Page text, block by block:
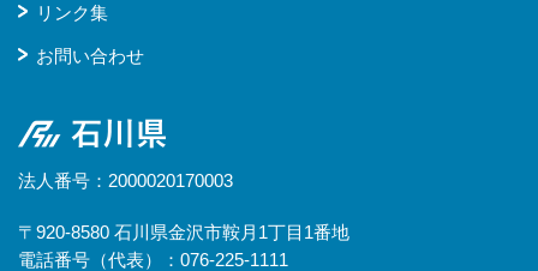
リンク集
お問い合わせ
石川県
法人番号：2000020170003
〒920-8580 石川県金沢市鞍月1丁目1番地
電話番号（代表）：076-225-1111